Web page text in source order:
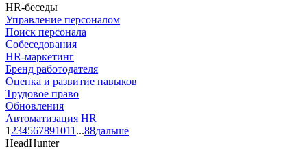
HR-беседы
Управление персоналом
Поиск персонала
Собеседования
HR-маркетинг
Бренд работодателя
Оценка и развитие навыков
Трудовое право
Обновления
Автоматизация HR
1 234567891011 ...88дальше
HeadHunter